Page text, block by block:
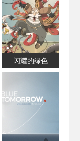
闪耀的绿色